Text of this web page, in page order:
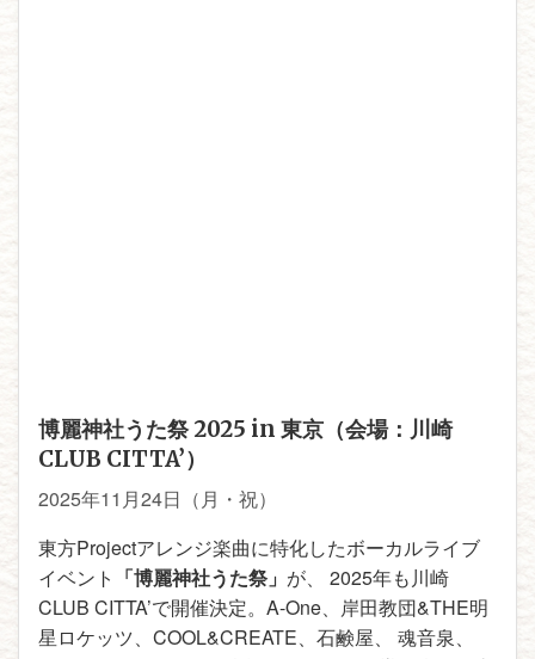
博麗神社うた祭 2025 in 東京（会場：川崎
CLUB CITTA’）
2025年11月24日（月・祝）
東方Projectアレンジ楽曲に特化したボーカルライブ
イベント 「博麗神社うた祭」 が、 2025年も川崎
CLUB CITTA’で開催決定。A-One、岸田教団&THE明
星ロケッツ、COOL&CREATE、石鹸屋、 魂音泉、